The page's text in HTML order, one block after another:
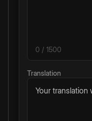
0 / 1500
Translation
Your translation